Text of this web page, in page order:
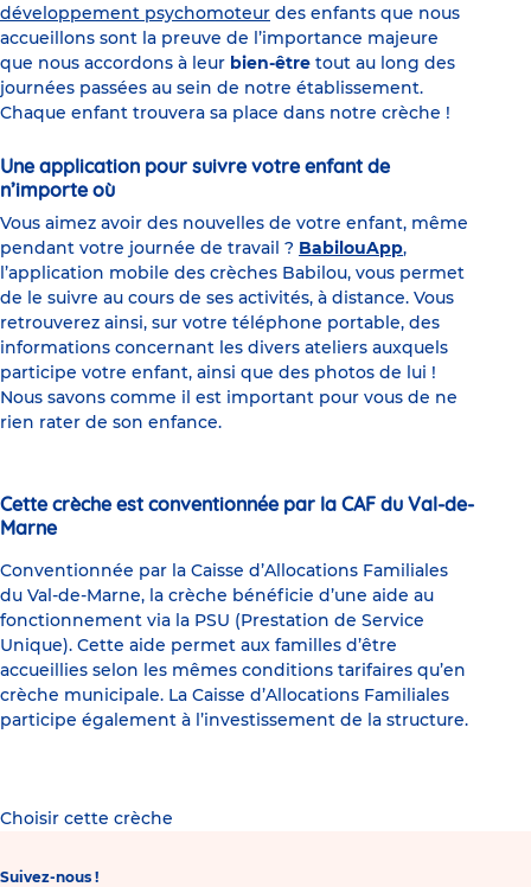
développement psychomoteur des enfants que nous
accueillons sont la preuve de l’importance majeure
que nous accordons à leur bien-être tout au long des
journées passées au sein de notre établissement.
Chaque enfant trouvera sa place dans notre crèche !
Une application pour suivre votre enfant de
n’importe où
Vous aimez avoir des nouvelles de votre enfant, même
pendant votre journée de travail ? BabilouApp,
l’application mobile des crèches Babilou, vous permet
de le suivre au cours de ses activités, à distance. Vous
retrouverez ainsi, sur votre téléphone portable, des
informations concernant les divers ateliers auxquels
participe votre enfant, ainsi que des photos de lui !
Nous savons comme il est important pour vous de ne
rien rater de son enfance.
Cette crèche est conventionnée par la CAF du Val-de-
Marne
Conventionnée par la Caisse d’Allocations Familiales
du Val-de-Marne, la crèche bénéficie d’une aide au
fonctionnement via la PSU (Prestation de Service
Unique). Cette aide permet aux familles d’être
accueillies selon les mêmes conditions tarifaires qu’en
crèche municipale. La Caisse d’Allocations Familiales
participe également à l’investissement de la structure.
Choisir cette crèche
Suivez-nous !